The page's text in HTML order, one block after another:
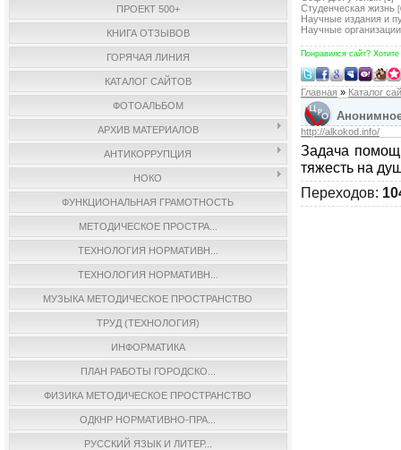
ПРОЕКТ 500+
КНИГА ОТЗЫВОВ
ГОРЯЧАЯ ЛИНИЯ
КАТАЛОГ САЙТОВ
ФОТОАЛЬБОМ
АРХИВ МАТЕРИАЛОВ
АНТИКОРРУПЦИЯ
НОКО
ФУНКЦИОНАЛЬНАЯ ГРАМОТНОСТЬ
МЕТОДИЧЕСКОЕ ПРОСТРА...
ТЕХНОЛОГИЯ НОРМАТИВН...
ТЕХНОЛОГИЯ НОРМАТИВН...
МУЗЫКА МЕТОДИЧЕСКОЕ ПРОСТРАНСТВО
ТРУД (ТЕХНОЛОГИЯ)
ИНФОРМАТИКА
ПЛАН РАБОТЫ ГОРОДСКО...
ФИЗИКА МЕТОДИЧЕСКОЕ ПРОСТРАНСТВО
ОДКНР НОРМАТИВНО-ПРА...
РУССКИЙ ЯЗЫК И ЛИТЕР...
Студенческая жизнь
Научные издания и
Научные организации
Понравился сайт?
Главная » Каталог
http://alkokod.info/
Задача
тяжесть на
Переходов: